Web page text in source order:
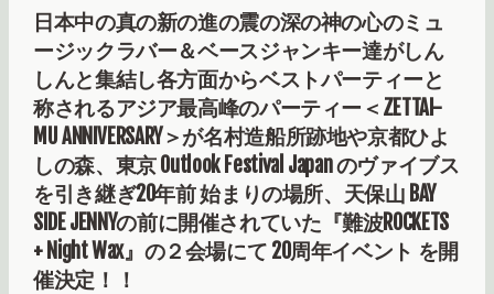
日本中の真の新の進の震の深の神の心のミュ
ージックラバー＆ベースジャンキー達がしん
しんと集結し各方面からベストパーティーと
称されるアジア最高峰のパーティー＜ZETTAI-
MU ANNIVERSARY＞が名村造船所跡地や京都ひよ
しの森、東京 Outlook Festival Japan のヴァイブス
を引き継ぎ20年前 始まりの場所、天保山 BAY
SIDE JENNYの前に開催されていた『難波ROCKETS
+ Night Wax』の２会場にて 20周年イベント を開
催決定！！